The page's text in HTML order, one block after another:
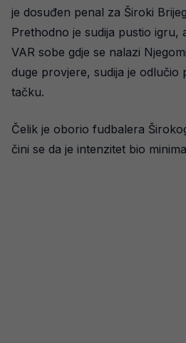
je dosuđen penal za Široki
Prethodno je sudija pustio igru,
VAR sobe gdje se nalazi
duge provjere, sudija je odlučio
tačku.
Čelik je oborio fudbalera
čini se da je intenzitet bio